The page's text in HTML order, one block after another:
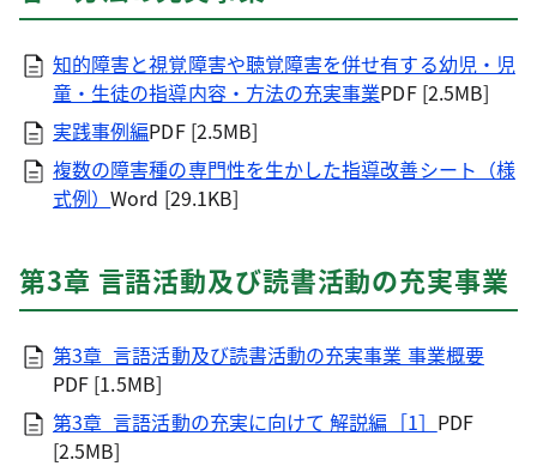
知的障害と視覚障害や聴覚障害を併せ有する幼児・児
童・生徒の指導内容・方法の充実事業PDF [2.5MB]
実践事例編PDF [2.5MB]
複数の障害種の専門性を生かした指導改善シート（様
式例）Word [29.1KB]
第3章 言語活動及び読書活動の充実事業
第3章_言語活動及び読書活動の充実事業 事業概要
PDF [1.5MB]
第3章_言語活動の充実に向けて 解説編［1］ PDF
[2.5MB]